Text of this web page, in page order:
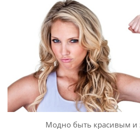
Модно быть красивым и